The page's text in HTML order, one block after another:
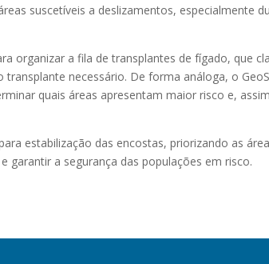
suscetíveis a deslizamentos, especialmente
organizar a fila de transplantes de fígado, que
necessário. De forma análoga, o
quais áreas apresentam maior risco e,
estabilização das encostas, priorizando as
garantir a segurança das populações em risco.